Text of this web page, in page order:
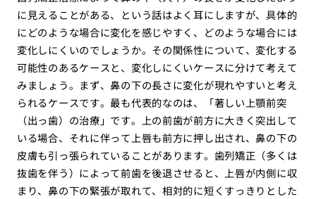
に見えることがある、という話はよく耳にしますが、具体的
にどのような場合に変化を感じやすく、どのような場合には
変化しにくいのでしょうか。その関係性について、変化する
可能性のあるケースと、変化しにくいケースに分けて考えて
みましょう。まず、鼻の下の長さに変化が現れやすいと考え
られるケースです。最も代表的なのは、「著しい上顎前突
（出っ歯）の治療」です。上の前歯が前方に大きく突出して
いる場合、それに伴って上唇も前方に押し出され、鼻の下の
皮膚も引っ張られていることがあります。歯列矯正（多くは
抜歯を伴う）によって前歯を後退させると、上唇が内側に収
まり、鼻の下の緊張が取れて、相対的に短くすっきりとした